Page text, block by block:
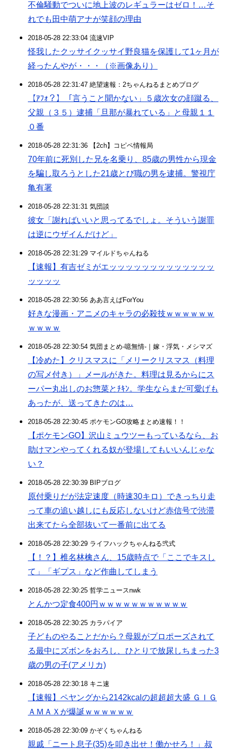
不倫騒動でついに地上波のレギュラーはゼロ！…そ
れでも田中萌アナが笑顔の理由
2018-05-28 22:33:04 流速VIP
怪我したクッサイクッサイ野良猫を保護して1ヶ月が
経ったんやが・・・（※画像あり）
2018-05-28 22:31:47 絶望速報：2ちゃんねるまとめブログ
【ｱﾌｫ？】「言うこと聞かない」５歳次女の顔蹴る、
父親（３５）逮捕「旦那が暴れている」と母親１１
０番
2018-05-28 22:31:36 【2ch】コピペ情報局
70年前に死別した兄を名乗り、85歳の男性から現金
を騙し取ろうとした21歳とび職の男を逮捕。警視庁
亀有署
2018-05-28 22:31:31 気団談
彼女「謝ればいいと思ってるでしょ。そういう謝罪
は逆にウザイんだけど」
2018-05-28 22:31:29 マイルドちゃんねる
【速報】有吉ゼミがエッッッッッッッッッッッッッ
ッッッッ
2018-05-28 22:30:56 ああ言えばForYou
好きな漫画・アニメのキャラの必殺技ｗｗｗｗｗｗ
ｗｗｗｗ
2018-05-28 22:30:54 気団まとめ-噫無情-｜嫁・浮気・メシマズ
【冷めた】クリスマスに「メリークリスマス（料理
の写メ付き）」メールがきた。料理は見るからにス
ーパー丸出しのお惣菜とﾁｷﾝ。学生ならまだ可愛げも
あったが、送ってきたのは…
2018-05-28 22:30:45 ポケモンGO攻略まとめ速報！！
【ポケモンGO】沢山ミュウツーもっているなら、お
助けマンやってくれる奴が登場してもいいんじゃな
い？
2018-05-28 22:30:39 BIPブログ
原付乗りだが法定速度（時速30キロ）できっちり走
って車の追い越しにも反応しないけど赤信号で渋滞
出来てたら全部抜いて一番前に出てる
2018-05-28 22:30:29 ライフハックちゃんねる弐式
【！？】椎名林檎さん、15歳時点で「ここでキスし
て」「ギプス」など作曲してしまう
2018-05-28 22:30:25 哲学ニュースnwk
とんかつ定食400円ｗｗｗｗｗｗｗｗｗｗｗ
2018-05-28 22:30:25 カラパイア
子どものやることだから？母親がプロポーズされて
る最中にズボンをおろし、ひとりで放尿しちまった3
歳の男の子(アメリカ)
2018-05-28 22:30:18 キニ速
【速報】ペヤングから2142kcalの超超超大盛 ＧＩＧ
ＡＭＡＸが爆誕ｗｗｗｗｗｗ
2018-05-28 22:30:09 かぞくちゃんねる
親戚「ニート息子(35)を叩き出せ！働かせろ！」叔